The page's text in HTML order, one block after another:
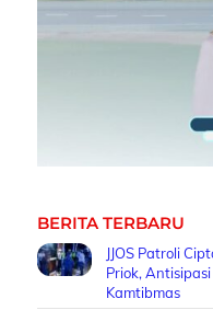
BERITA TERBARU
JJOS Patroli
Priok,
Kamtibmas